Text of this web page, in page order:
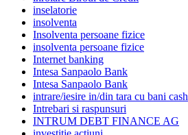
inselatorie
insolventa
Insolventa persoane fizice
insolventa persoane fizice
Internet banking
Intesa Sanpaolo Bank
Intesa Sanpaolo Bank
intrare/iesire in/din tara cu bani cash
Intrebari si raspunsuri
INTRUM DEBT FINANCE AG